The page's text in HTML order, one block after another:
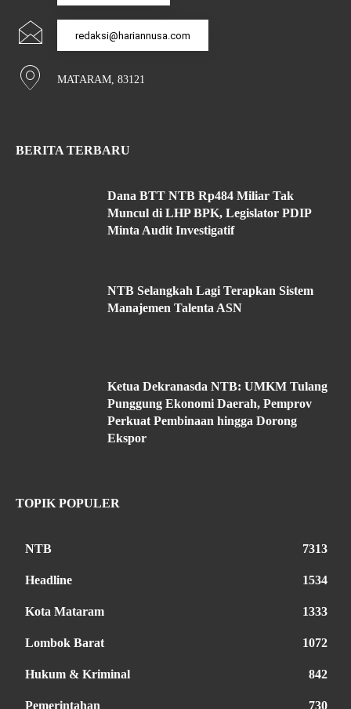
redaksi@hariannusa.com
MATARAM, 83121
BERITA TERBARU
Dana BTT NTB Rp484 Miliar Tak
Muncul di LHP BPK, Legislator PDIP
Minta Audit Investigatif
NTB Selangkah Lagi Terapkan Sistem
Manajemen Talenta ASN
Ketua Dekranasda NTB: UMKM Tulang
Punggung Ekonomi Daerah, Pemprov
Perkuat Pembinaan hingga Dorong
Ekspor
TOPIK POPULER
NTB 7313
Headline 1534
Kota Mataram 1333
Lombok Barat 1072
Hukum & Kriminal 842
Pemerintahan 730